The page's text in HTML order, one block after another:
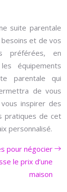
suite parentale
et de vos
préférées, en
équipements
parentale qui
de vous
inspirer des
pratiques de cet
personnalisé.
pour négocier
le prix d’une
maison